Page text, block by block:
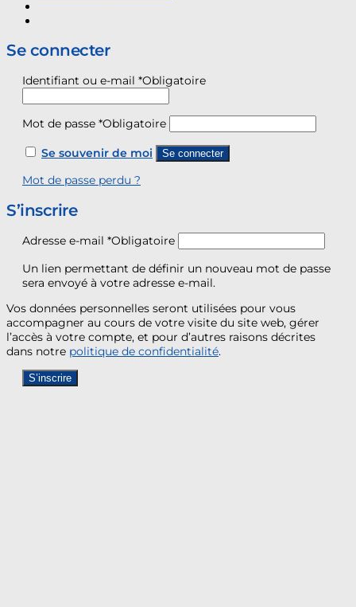
Se connecter
Identifiant ou e-mail *Obligatoire
Mot de passe *Obligatoire
Se souvenir de moi Se connecter
Mot de passe perdu ?
S’inscrire
Adresse e-mail *Obligatoire
Un lien permettant de définir un nouveau mot de passe
sera envoyé à votre adresse e-mail.
Vos données personnelles seront utilisées pour vous
accompagner au cours de votre visite du site web, gérer
l’accès à votre compte, et pour d’autres raisons décrites
dans notre politique de confidentialité.
S’inscrire